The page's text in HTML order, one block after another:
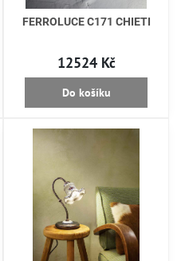
COLORS - Barva:
C1630 COLORS - Barva:
FERROLUCE C171 CHIETI
12524 Kč
Do košíku